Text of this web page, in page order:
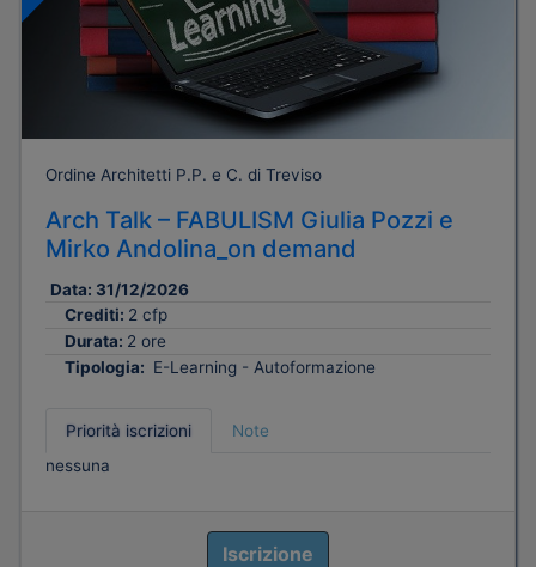
Ordine Architetti P.P. e C. di Treviso
Arch Talk – FABULISM Giulia Pozzi e
Mirko Andolina_on demand
Data: 31/12/2026
Crediti: 2 cfp
Durata: 2 ore
Tipologia: E-Learning - Autoformazione
Priorità iscrizioni
Note
nessuna
Iscrizione